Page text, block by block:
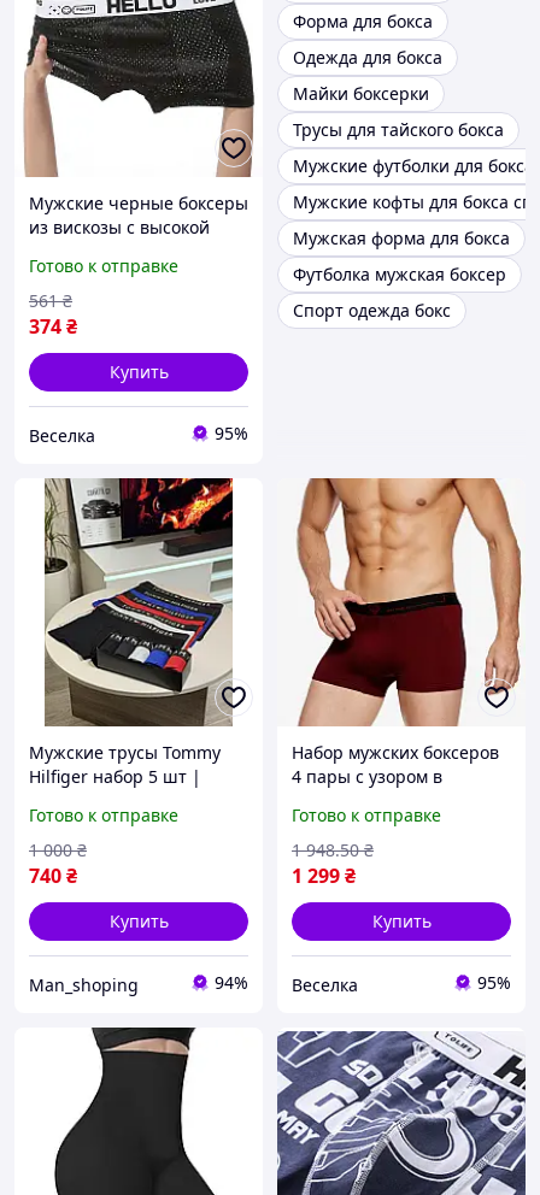
Мужские черные боксеры
из вискозы с высокой
комфорта и стиля
повседневной носки
FLAME
Готово к отправке
374₴
561 ₴
Купить
Веселка 95%
Форма для бокса
Одежда для бокса
Майки боксерки
Трусы для тайского бокса
Мужские футболки для бокса
Мужские кофты для бокса
Мужская форма для бокса
Футболка мужская боксер
Спорт одежда бокс
Мужские трусы Tommy
Hilfiger набор 5 шт |
Премиум качество |
Комфорт и стиль каждый
день
Готово к отправке
740₴
1 000 ₴
Купить
Man_shoping 94%
Набор мужских боксеров
4 пары с узором в
стиля повседневного
использования FLAME
Готово к отправке
1 299₴
1 948.50 ₴
Купить
Веселка 95%